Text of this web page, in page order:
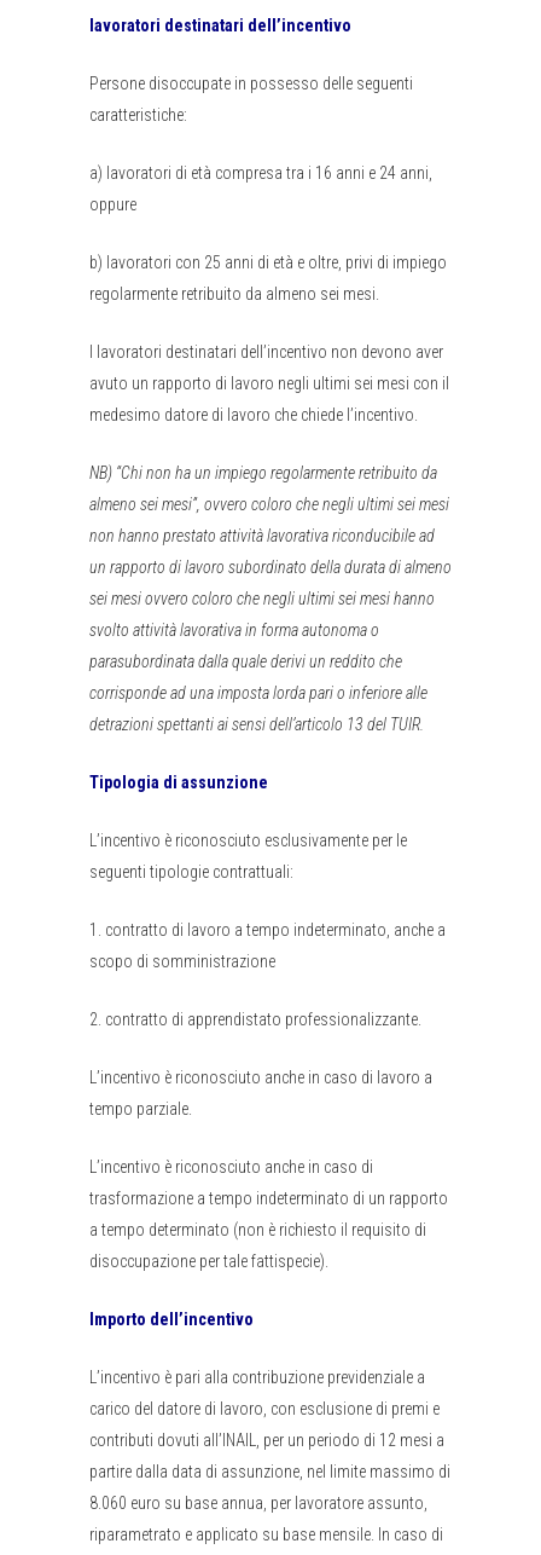
lavoratori destinatari dell’incentivo
Persone disoccupate in possesso delle seguenti
caratteristiche:
a) lavoratori di età compresa tra i 16 anni e 24 anni,
oppure
b) lavoratori con 25 anni di età e oltre, privi di impiego
regolarmente retribuito da almeno sei mesi.
I lavoratori destinatari dell’incentivo non devono aver
avuto un rapporto di lavoro negli ultimi sei mesi con il
medesimo datore di lavoro che chiede l’incentivo.
NB) “Chi non ha un impiego regolarmente retribuito da
almeno sei mesi”, ovvero coloro che negli ultimi sei mesi
non hanno prestato attività lavorativa riconducibile ad
un rapporto di lavoro subordinato della durata di almeno
sei mesi ovvero coloro che negli ultimi sei mesi hanno
svolto attività lavorativa in forma autonoma o
parasubordinata dalla quale derivi un reddito che
corrisponde ad una imposta lorda pari o inferiore alle
detrazioni spettanti ai sensi dell’articolo 13 del TUIR.
Tipologia di assunzione
L’incentivo è riconosciuto esclusivamente per le
seguenti tipologie contrattuali:
1. contratto di lavoro a tempo indeterminato, anche a
scopo di somministrazione
2. contratto di apprendistato professionalizzante.
L’incentivo è riconosciuto anche in caso di lavoro a
tempo parziale.
L’incentivo è riconosciuto anche in caso di
trasformazione a tempo indeterminato di un rapporto
a tempo determinato (non è richiesto il requisito di
disoccupazione per tale fattispecie).
Importo dell’incentivo
L’incentivo è pari alla contribuzione previdenziale a
carico del datore di lavoro, con esclusione di premi e
contributi dovuti all’INAIL, per un periodo di 12 mesi a
partire dalla data di assunzione, nel limite massimo di
8.060 euro su base annua, per lavoratore assunto,
riparametrato e applicato su base mensile. In caso di